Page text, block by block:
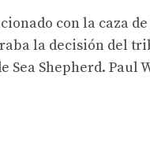
con la caza
la decisión del
Sea Shepherd. Paul